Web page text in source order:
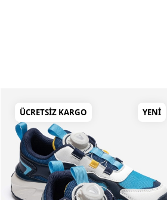
ÜCRETSIZ KARGO YENI